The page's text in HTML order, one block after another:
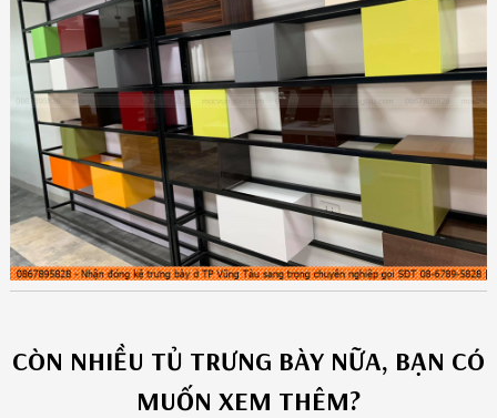
CÒN NHIỀU TỦ TRƯNG BÀYNỮA, BẠN CÓ
MUỐN XEM THÊM?